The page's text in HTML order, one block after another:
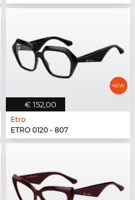
€ 152,00
Etro
ETRO 0120 - 807